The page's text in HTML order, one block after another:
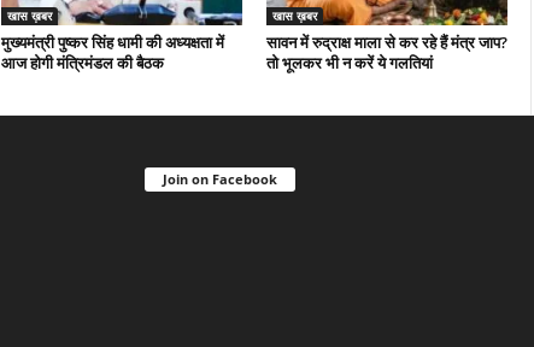
खास ख़बर
मुख्यमंत्री पुष्कर सिंह धामी की अध्यक्षता में
आज होगी मंत्रिमंडल की बैठक
खास ख़बर
सावन में रुद्राक्ष माला से कर रहे हैं मंत्र जाप?
तो भूलकर भी न करें ये गलतियां
Join on Facebook